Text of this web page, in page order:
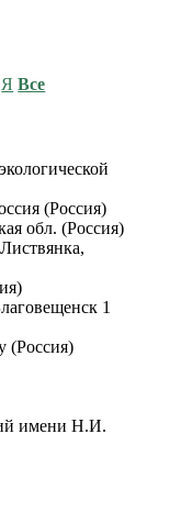
Я Все
(Россия)
обл. (Россия)
1
(Россия)
имени Н.И.